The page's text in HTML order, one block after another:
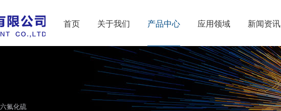
首页 关于我们 产品中心 应用领域 新闻资讯
六氟化硫